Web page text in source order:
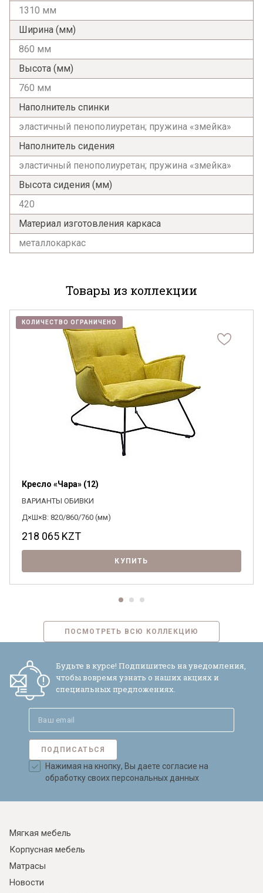
обработки персональных данных и
согласен на их обработку.
1310 мм
Ширина (мм)
860 мм
Высота (мм)
760 мм
Наполнитель спинки
эластичный пенополиуретан; пружина «змейка»
Наполнитель сидения
эластичный пенополиуретан; пружина «змейка»
Высота сидения (мм)
420
Материал изготовления каркаса
металлокаркас
Товары из коллекции
КОЛИЧЕСТВО ОГРАНИЧЕНО
Кресло «Чара» (12)
ВАРИАНТЫ ОБИВКИ
Д×Ш×В: 820/860/760 (мм)
218 065 KZT
КУПИТЬ
ПОСМОТРЕТЬ ВСЮ КОЛЛЕКЦИЮ
Будьте в курсе! Подпишитесь на уведомления,
чтобы вовремя узнать о наших акциях и
специальных предложениях.
ПОДПИСАТЬСЯ
Нажимая на кнопку, Вы даете согласие на
обработку своих персональных данных
Мягкая мебель
Корпусная мебель
Матрасы
Новости